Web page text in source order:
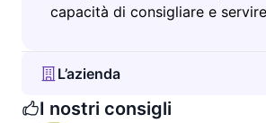
capacità di consigliare e
L’azienda
I nostri consigli